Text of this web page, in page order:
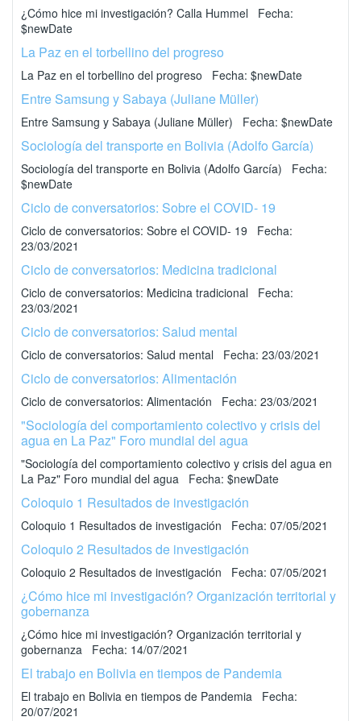
¿Cómo hice mi investigación? Calla Hummel Fecha:
$newDate
La Paz en el torbellino del progreso
La Paz en el torbellino del progreso Fecha: $newDate
Entre Samsung y Sabaya (Juliane Müller)
Entre Samsung y Sabaya (Juliane Müller) Fecha: $newDate
Sociología del transporte en Bolivia (Adolfo García)
Sociología del transporte en Bolivia (Adolfo García) Fecha:
$newDate
Ciclo de conversatorios: Sobre el COVID- 19
Ciclo de conversatorios: Sobre el COVID- 19 Fecha:
23/03/2021
Ciclo de conversatorios: Medicina tradicional
Ciclo de conversatorios: Medicina tradicional Fecha:
23/03/2021
Ciclo de conversatorios: Salud mental
Ciclo de conversatorios: Salud mental Fecha: 23/03/2021
Ciclo de conversatorios: Alimentación
Ciclo de conversatorios: Alimentación Fecha: 23/03/2021
"Sociología del comportamiento colectivo y crisis del
agua en La Paz" Foro mundial del agua
"Sociología del comportamiento colectivo y crisis del agua en
La Paz" Foro mundial del agua Fecha: $newDate
Coloquio 1 Resultados de investigación
Coloquio 1 Resultados de investigación Fecha: 07/05/2021
Coloquio 2 Resultados de investigación
Coloquio 2 Resultados de investigación Fecha: 07/05/2021
¿Cómo hice mi investigación? Organización territorial y
gobernanza
¿Cómo hice mi investigación? Organización territorial y
gobernanza Fecha: 14/07/2021
El trabajo en Bolivia en tiempos de Pandemia
El trabajo en Bolivia en tiempos de Pandemia Fecha:
20/07/2021